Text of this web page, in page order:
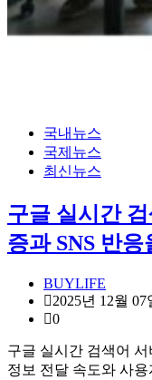
국내뉴스
국제뉴스
최신뉴스
구글 실시간
증과 SNS 반
BUYLIFE
2025년 12월 07
0
구글 실시간 검색어
정보 전달 속도와 사